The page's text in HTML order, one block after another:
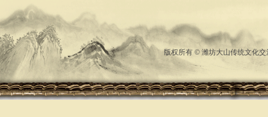
版权所有 © 潍坊大山传统文化交